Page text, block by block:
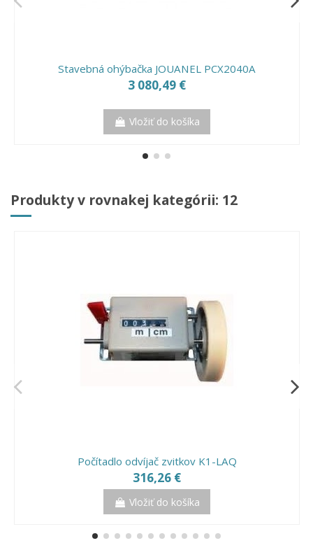
Stavebná ohýbačka JOUANEL PCX2040A
3 080,49 €
Vložiť do košíka
Produkty v rovnakej kategórii: 12
Počítadlo odvíjač zvitkov K1-LAQ
316,26 €
Vložiť do košíka